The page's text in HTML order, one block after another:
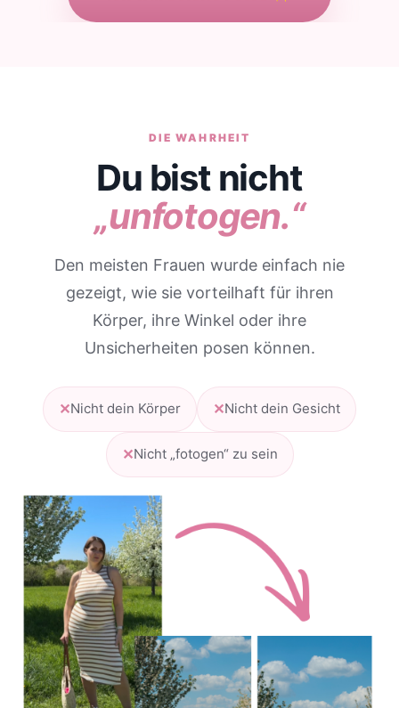
DIE WAHRHEIT
Du bist nicht
„unfotogen.“
Den meisten Frauen wurde einfach nie
gezeigt, wie sie vorteilhaft für ihren
Körper, ihre Winkel oder ihre
Unsicherheiten posen können.
✕Nicht dein Körper ✕Nicht dein Gesicht
✕Nicht „fotogen“ zu sein